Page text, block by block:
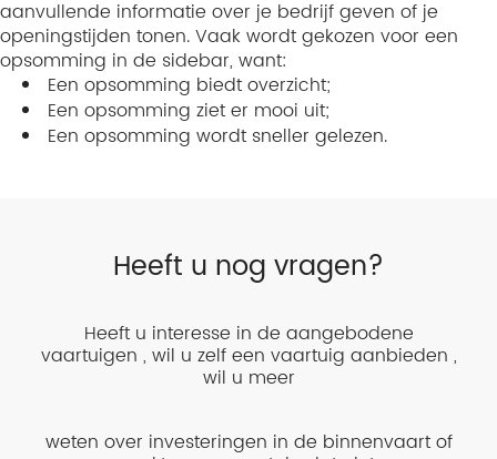
aanvullende informatie over je bedrijf geven of je
openingstijden tonen. Vaak wordt gekozen voor een
opsomming in de sidebar, want:
Een opsomming biedt overzicht;
Een opsomming ziet er mooi uit;
Een opsomming wordt sneller gelezen.
Heeft u nog vragen?
Heeft u interesse in de aangebodene
vaartuigen , wil u zelf een vaartuig aanbieden ,
wil u meer
weten over investeringen in de binnenvaart of